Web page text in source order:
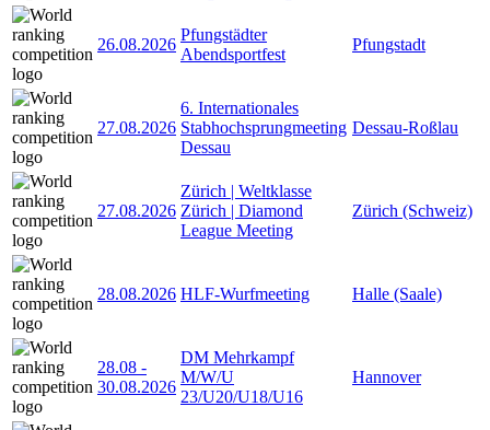
26.08.2026
Pfungstädter
Abendsportfest
Pfungstadt
27.08.2026
6. Internationales
Stabhochsprungmeeting
Dessau
Dessau-Roßlau
27.08.2026
Zürich | Weltklasse
Zürich | Diamond
League Meeting
Zürich (Schweiz)
28.08.2026 HLF-Wurfmeeting Halle (Saale)
28.08 -
30.08.2026
DM Mehrkampf
M/W/U
23/U20/U18/U16
Hannover